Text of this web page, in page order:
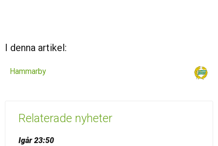
I denna artikel:
Hammarby
Relaterade nyheter
Igår 23:50